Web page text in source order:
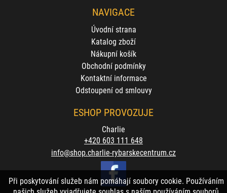
NAVIGACE
Úvodní strana
Katalog zboží
Nákupní košík
Obchodní podmínky
Kontaktní informace
Odstoupení od smlouvy
ESHOP PROVOZUJE
Charlie
+420 603 111 648
info@shop.charlie-rybarskecentrum.cz
Při poskytování služeb nám pomáhají soubory cookie. Používáním